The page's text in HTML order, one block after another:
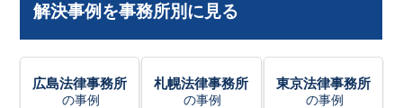
解決事例を事務所別に見る
広島法律事務所
の事例
札幌法律事務所
の事例
東京法律事務所
の事例